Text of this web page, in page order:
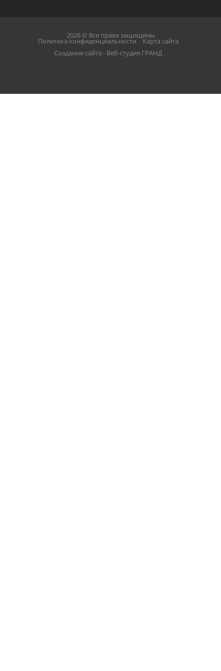
2026 © Все права защищены
Политика конфиденциальности
Карта сайта
Создание сайта - Веб-студия ГРАНД